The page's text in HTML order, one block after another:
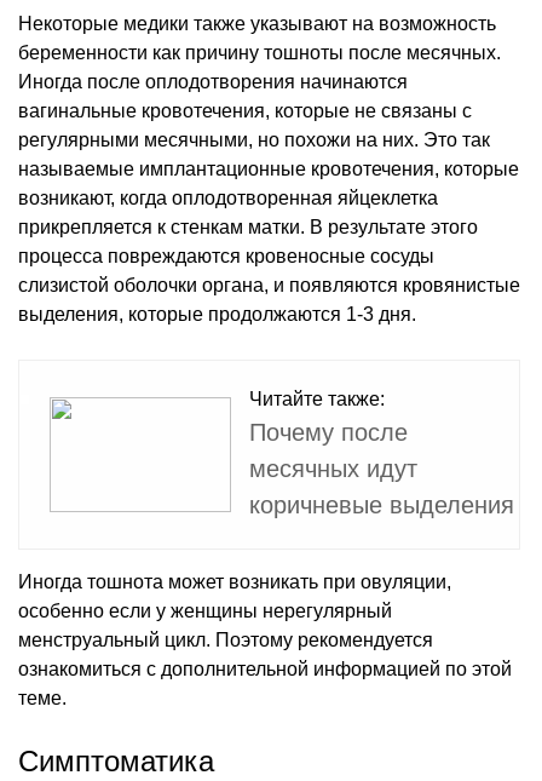
Некоторые медики также указывают на возможность
беременности как причину тошноты после месячных.
Иногда после оплодотворения начинаются
вагинальные кровотечения, которые не связаны с
регулярными месячными, но похожи на них. Это так
называемые имплантационные кровотечения, которые
возникают, когда оплодотворенная яйцеклетка
прикрепляется к стенкам матки. В результате этого
процесса повреждаются кровеносные сосуды
слизистой оболочки органа, и появляются кровянистые
выделения, которые продолжаются 1-3 дня.
Читайте также:
Почему после
месячных идут
коричневые выделения
Иногда тошнота может возникать при овуляции,
особенно если у женщины нерегулярный
менструальный цикл. Поэтому рекомендуется
ознакомиться с дополнительной информацией по этой
теме.
Симптоматика